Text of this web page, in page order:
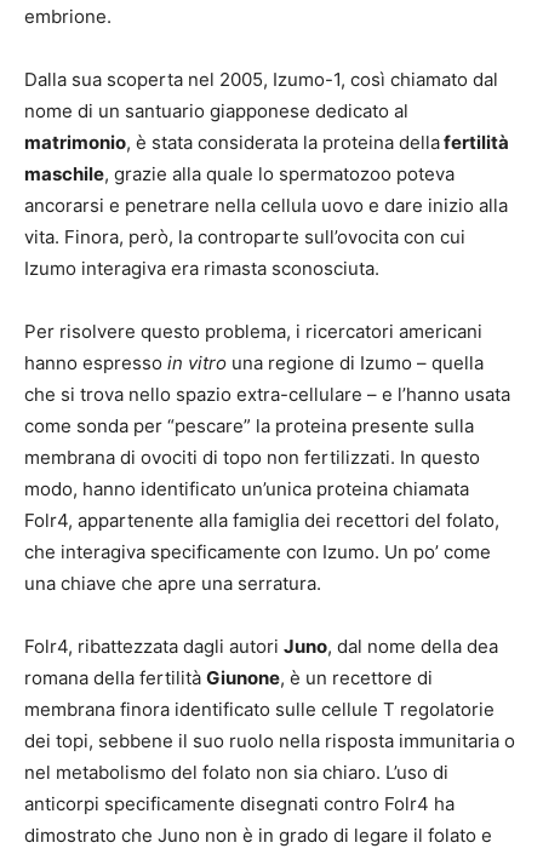
embrione.
Dalla sua scoperta nel 2005, Izumo-1, così chiamato dal
nome di un santuario giapponese dedicato al
matrimonio, è stata considerata la proteina dellafertilità
maschile, grazie alla quale lo spermatozoo poteva
ancorarsi e penetrare nella cellula uovo e dare inizio alla
vita. Finora, però, la controparte sull’ovocita con cui
Izumo interagiva era rimasta sconosciuta.
Per risolvere questo problema, i ricercatori americani
hanno espresso in vitro una regione di Izumo – quella
che si trova nello spazio extra-cellulare – e l’hanno usata
come sonda per “pescare” la proteina presente sulla
membrana di ovociti di topo non fertilizzati. In questo
modo, hanno identificato un’unica proteina chiamata
Folr4, appartenente alla famiglia dei recettori del folato,
che interagiva specificamente con Izumo. Un po’ come
una chiave che apre una serratura.
Folr4, ribattezzata dagli autori Juno, dal nome della dea
romana della fertilità Giunone, è un recettore di
membrana finora identificato sulle cellule T regolatorie
dei topi, sebbene il suo ruolo nella risposta immunitaria o
nel metabolismo del folato non sia chiaro. L’uso di
anticorpi specificamente disegnati contro Folr4 ha
dimostrato che Juno non è in grado di legare il folato e